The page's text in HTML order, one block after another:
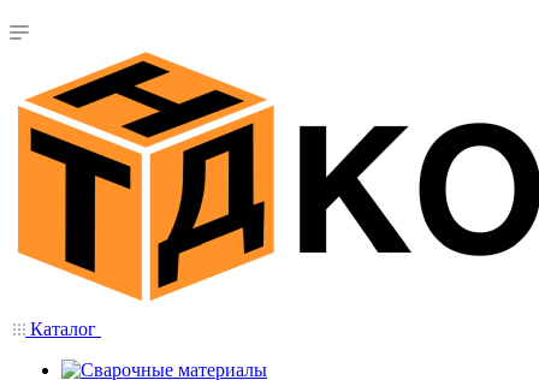
Каталог